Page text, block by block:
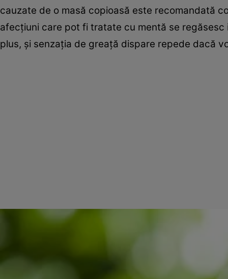
cauzate de o masă copioasă este recomandată
afecţiuni care pot fi tratate cu mentă se
plus, și senzația de greață dispare repede dacă